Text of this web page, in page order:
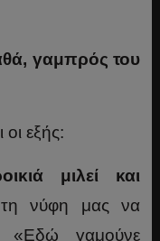
γαμπρός του
οι εξής:
μιλεί και
τη νύφη μας να
«Εδώ γαμούνε